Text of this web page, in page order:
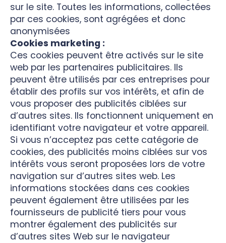
sur le site. Toutes les informations, collectées
par ces cookies, sont agrégées et donc
anonymisées
Cookies marketing :
Ces cookies peuvent être activés sur le site
web par les partenaires publicitaires. Ils
peuvent être utilisés par ces entreprises pour
établir des profils sur vos intérêts, et afin de
vous proposer des publicités ciblées sur
d’autres sites. Ils fonctionnent uniquement en
identifiant votre navigateur et votre appareil.
Si vous n’acceptez pas cette catégorie de
cookies, des publicités moins ciblées sur vos
intérêts vous seront proposées lors de votre
navigation sur d’autres sites web. Les
informations stockées dans ces cookies
peuvent également être utilisées par les
fournisseurs de publicité tiers pour vous
montrer également des publicités sur
d’autres sites Web sur le navigateur